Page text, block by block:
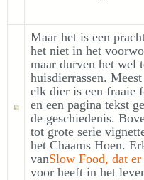
Maar het is een
het niet in het
maar durven het wel
huisdierrassen.
elk dier is een fraaie
en een pagina tekst
de geschiedenis.
tot grote serie
het Chaams Hoen.
vanSlow Food, dat
voor heeft in het